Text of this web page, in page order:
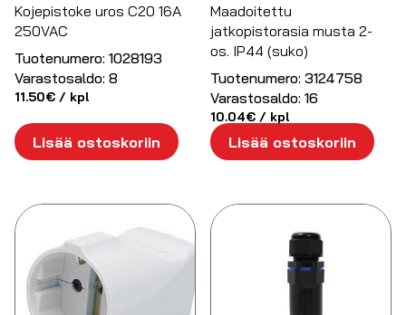
Kojepistoke uros C20 16A
250VAC
Tuotenumero: 1028193
Varastosaldo: 8
11.50€ / kpl
Lisää ostoskoriin
Maadoitettu
jatkopistorasia musta 2-
os. IP44 (suko)
Tuotenumero: 3124758
Varastosaldo: 16
10.04€ / kpl
Lisää ostoskoriin